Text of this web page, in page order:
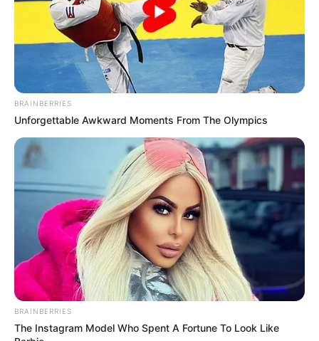
BRAINBERRIES
Unforgettable Awkward Moments From The Olympics
BRAINBERRIES
The Instagram Model Who Spent A Fortune To Look Like